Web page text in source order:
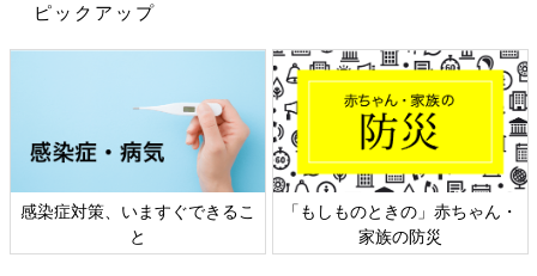
ピックアップ
きるこ
「もしものときの」赤ちゃん・
日本外来小児科学会リ
ト検討会